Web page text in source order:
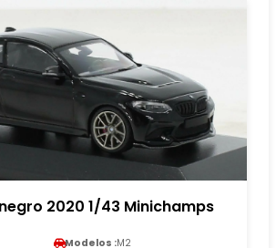
negro 2020 1/43 Minichamps
Modelos :M2